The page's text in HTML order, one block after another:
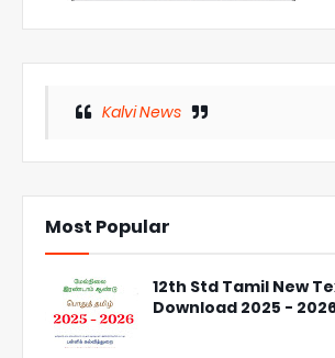
Kalvi News
Most Popular
12th Std Tamil New
Download 2025 -